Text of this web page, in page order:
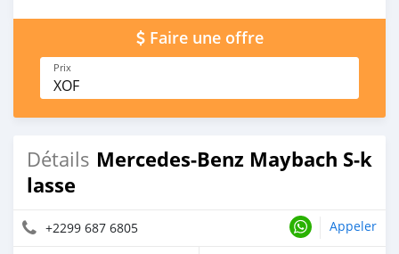
Faire une offre
Prix
XOF
Détails Mercedes-Benz Maybach S-k
lasse
+2299 687 6805 Appeler